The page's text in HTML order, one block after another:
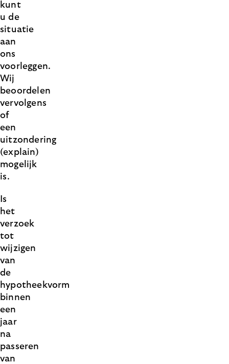
kunt
u de
situatie
aan
ons
voorleggen.
Wij
beoordelen
vervolgens
of
een
uitzondering
(explain)
mogelijk
is.
Is
het
verzoek
tot
wijzigen
van
de
hypotheekvorm
binnen
een
jaar
na
passeren
van